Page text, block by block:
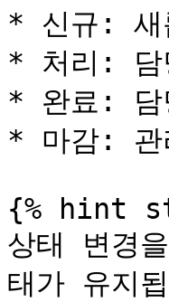
* 신규: 새
* 처리: 담
* 완료: 담
* 마감: 관
{% hint
상태 변경
태가 유지